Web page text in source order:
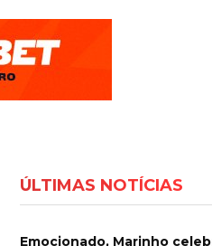
ÚLTIMAS NOTÍCIAS
Emocionado, Marinho